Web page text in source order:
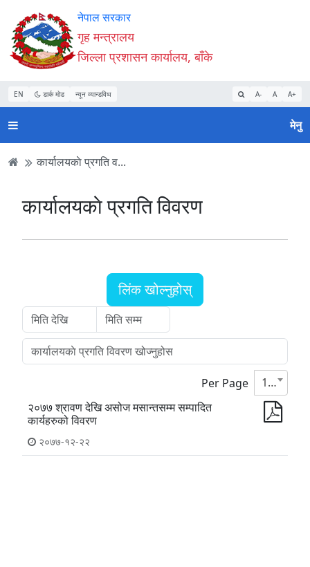
Accessibility
Mode
सुरु
गर्नुहोस्
सामाग्री
पढ्नुहाेस्
नेभिगेसन
पढ्नुहाेस्
वेबसाइट
खोजमा
जानुहोस्
नेपाल सरकार
गृह मन्त्रालय
जिल्ला प्रशासन कार्यालय, बाँके
EN डार्क मोड न्यून व्यान्डविथ A- A A+
मेनु
कार्यालयकाे प्रगति व...
कार्यालयकाे प्रगति विवरण
लिंक खोल्नुहोस्
Per Page
10
२०७७ श्रावण देखि असोज मसान्तसम्म सम्पादित
कार्यहरुको विवरण
२०७७-१२-२२